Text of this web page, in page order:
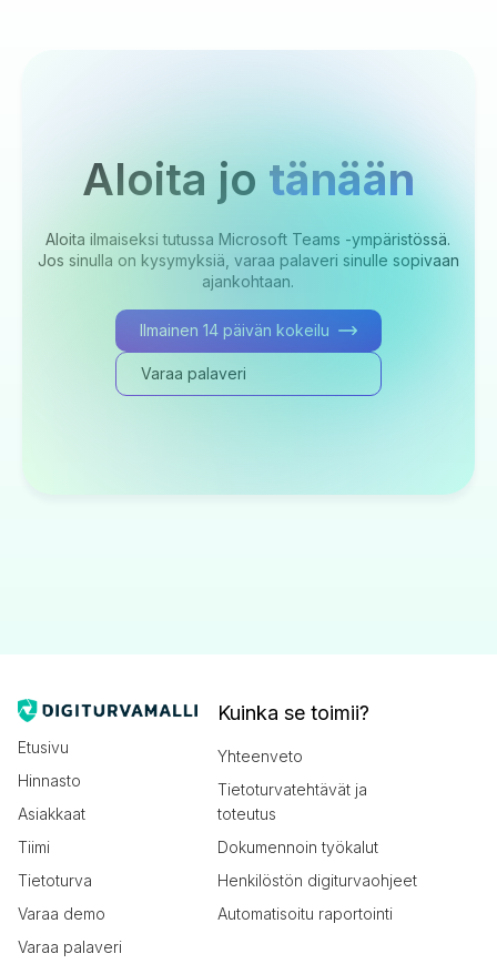
Aloita jo tänään
Aloita ilmaiseksi tutussa Microsoft Teams -ympäristössä.
Jos sinulla on kysymyksiä, varaa palaveri sinulle sopivaan
ajankohtaan.
Ilmainen 14 päivän kokeilu
Varaa palaveri
Etusivu
Hinnasto
Asiakkaat
Tiimi
Tietoturva
Varaa demo
Varaa palaveri
Kuinka se toimii?
Yhteenveto
Tietoturvatehtävät ja
toteutus
Dokumennoin työkalut
Henkilöstön digiturvaohjeet
Automatisoitu raportointi